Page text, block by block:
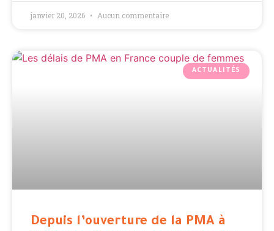
janvier 20, 2026 Aucun commentaire
ACTUALITÉS
Depuis l’ouverture de la PMA à